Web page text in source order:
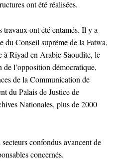
ont été réalisées.
travaux ont été entamés. Il y a
du Conseil suprême de la Fatwa,
à Riyad en Arabie Saoudite, le
l’opposition démocratique,
de la Communication de
du Palais de Justice de
Nationales, plus de 2000
confondus avancent de
concernés.